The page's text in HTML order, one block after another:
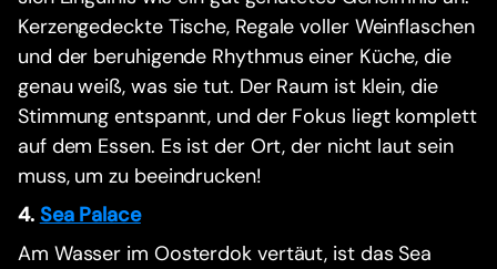
Kerzengedeckte Tische, Regale voller Weinflaschen
und der beruhigende Rhythmus einer Küche, die
genau weiß, was sie tut. Der Raum ist klein, die
Stimmung entspannt, und der Fokus liegt komplett
auf dem Essen. Es ist der Ort, der nicht laut sein
muss, um zu beeindrucken!
4. Sea Palace
Am Wasser im Oosterdok vertäut, ist das Sea